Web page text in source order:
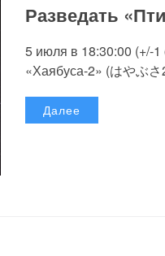
Разведать
5 июля в 18:30:00 (+/-
«Хаябуса-2» (はやぶ
Далее